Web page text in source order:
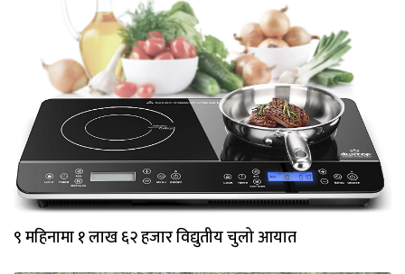
९ महिनामा १ लाख ६२ हजार विद्युतीय चुलो आयात